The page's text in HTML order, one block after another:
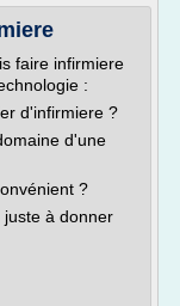
faire infirmiere
:
d'infirmiere ?
d'une
?
juste à donner